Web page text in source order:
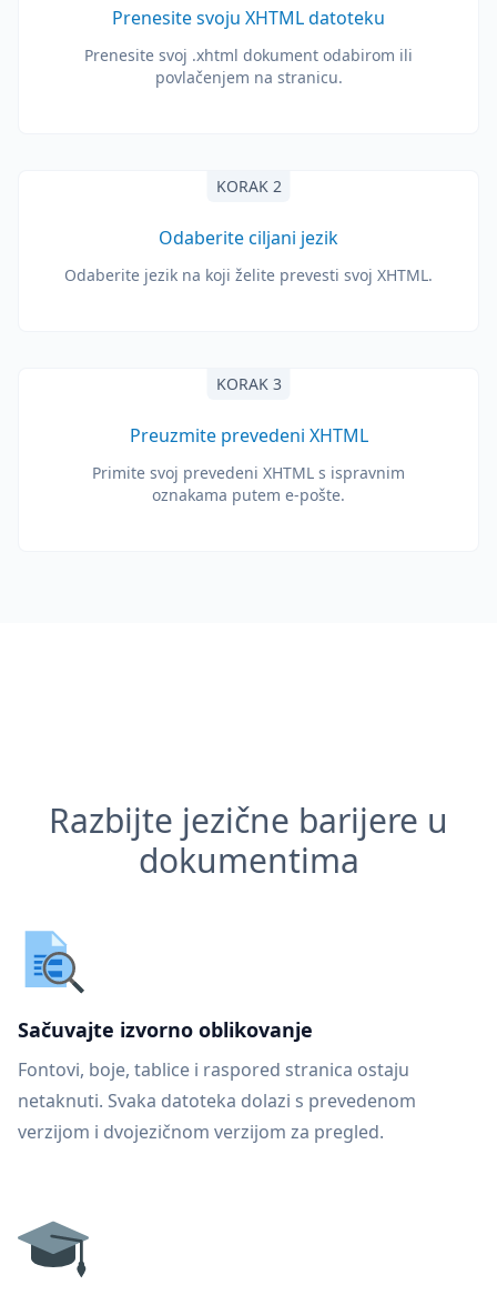
Prenesite svoju XHTML datoteku
Prenesite svoj .xhtml dokument odabirom ili
povlačenjem na stranicu.
KORAK 2
Odaberite ciljani jezik
Odaberite jezik na koji želite prevesti svoj XHTML.
KORAK 3
Preuzmite prevedeni XHTML
Primite svoj prevedeni XHTML s ispravnim
oznakama putem e-pošte.
Razbijte jezične barijere u
dokumentima
Sačuvajte izvorno oblikovanje
Fontovi, boje, tablice i raspored stranica ostaju
netaknuti. Svaka datoteka dolazi s prevedenom
verzijom i dvojezičnom verzijom za pregled.